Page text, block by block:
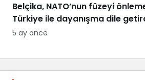
Belçika, NATO’nun füzeyi
Türkiye ile dayanışma dile
5 ay önce